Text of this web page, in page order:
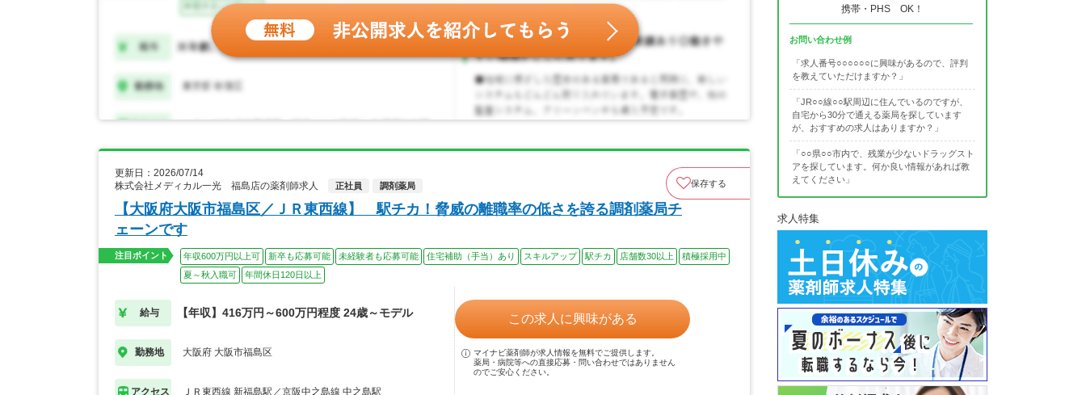
更新日：2026/07/14
株式会社メディカル一光 福島店の薬剤師求人
正社員 調剤薬局 保存する
【大阪府大阪市福島区／ＪＲ東西線】 駅チカ！脅威の離職率の低さを誇る調剤薬局チ
ェーンです
注目ポイント 年収600万円以上可 新卒も応募可能 未経験者も応募可能 住宅補助（手当）あり スキルアップ 駅チカ 店舗数30以上
積極採用中
夏～秋入職可
年間休日120日以上
給与 【年収】416万円～600万円程度 24歳～モデル
勤務地 大阪府 大阪市福島区
アクセス ＪＲ東西線 新福島駅／京阪中之島線 中之島駅
この求人に興味がある
マイナビ薬剤師が求人情報を無料でご提供します。
薬局・病院等への直接応募・問い合わせではありません
のでご安心ください。
携帯・PHS OK！
お問い合わせ例
「求人番号○○○○○○に興味があるので、評判
を教えていただけますか？」
「JR○○線○○駅周辺に住んでいるのですが、
自宅から30分で通える薬局を探しています
が、おすすめの求人はありますか？」
「○○県○○市内で、残業が少ないドラッグスト
アを探しています。何か良い情報があれば教
えてください」
求人特集